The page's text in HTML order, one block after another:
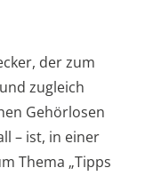
der zum
zugleich
Gehörlosen
– ist, in einer
Thema „Tipps